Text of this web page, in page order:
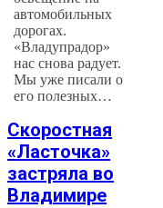
автомобильных
дорогах.
«Владупрадор»
нас снова радует.
Мы уже писали о
его полезных…
Скоростная
«Ласточка»
застряла во
Владимире